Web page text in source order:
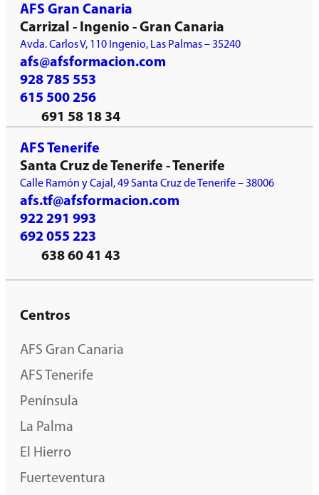
AFS Gran Canaria
Carrizal - Ingenio - Gran Canaria
Avda. Carlos V, 110 Ingenio, Las Palmas – 35240
afs@afsformacion.com
928 785 553
615 500 256
691 58 18 34
AFS Tenerife
Santa Cruz de Tenerife - Tenerife
Calle Ramón y Cajal, 49 Santa Cruz de Tenerife – 38006
afs.tf@afsformacion.com
922 291 993
692 055 223
638 60 41 43
Centros
AFS Gran Canaria
AFS Tenerife
Península
La Palma
El Hierro
Fuerteventura